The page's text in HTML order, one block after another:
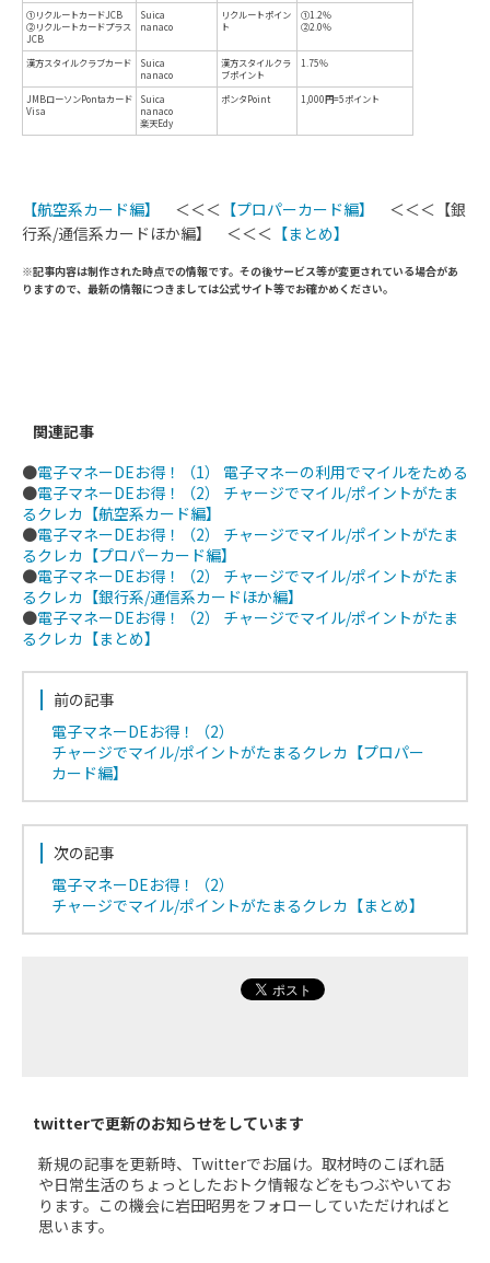
①NTTグループカード
MasterCard
②NTTグループカードゴー
ルドMasterCard
nanaco
楽天Edy
①SoftBankカード
②SoftBankカードプレミ
アム
Suica
楽天Edy
SoftBankマネー
②リクルートカードプラス
JCB
nanaco
ト
漢方スタイルクラブカード
【航空系カード編】 ＜＜＜ 【プロパーカード編】
＜＜＜【銀
行系/通信系カードほか編】 ＜＜＜ 【まとめ】
※記事内容は制作された時点での情報です。その後サービス等が変更されている場合があ
りますので、最新の情報につきましては公式サイト等でお確かめください。
関連記事
●電子マネーDEお得！（1） 電子マネーの利用でマイルをためる
●電子マネーDEお得！（2） チャージでマイル/ポイントがたま
るクレカ【航空系カード編】
●電子マネーDEお得！（2） チャージでマイル/ポイントがたま
るクレカ【プロパーカード編】
●電子マネーDEお得！（2） チャージでマイル/ポイントがたま
るクレカ【銀行系/通信系カードほか編】
●電子マネーDEお得！（2） チャージでマイル/ポイントがたま
るクレカ【まとめ】
前の記事
電子マネーDEお得！（2）
チャージでマイル/ポイントがたまるクレカ【プロパー
カード編】
次の記事
電子マネーDEお得！（2）
チャージでマイル/ポイントがたまるクレカ【まとめ】
twitterで更新のお知らせをしています
新規の記事を更新時、Twitterでお届け。取材時のこぼれ話
や日常生活のちょっとしたおトク情報などをもつぶやいてお
ります。この機会に岩田昭男をフォローしていただければと
思います。